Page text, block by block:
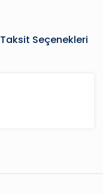
Taksit Seçenekleri